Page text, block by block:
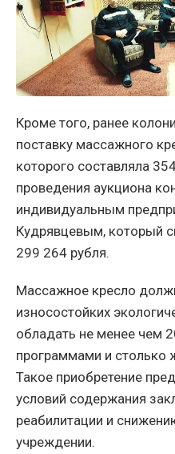
Кроме того, ранее
поставку массажного
которого составляла
проведения аукциона
индивидуальным
Кудрявцевым, который
299 264 рубля.
Массажное кресло
износостойких
обладать не менее чем
программами и
Такое приобретение
условий содержания
реабилитации и
учреждении.